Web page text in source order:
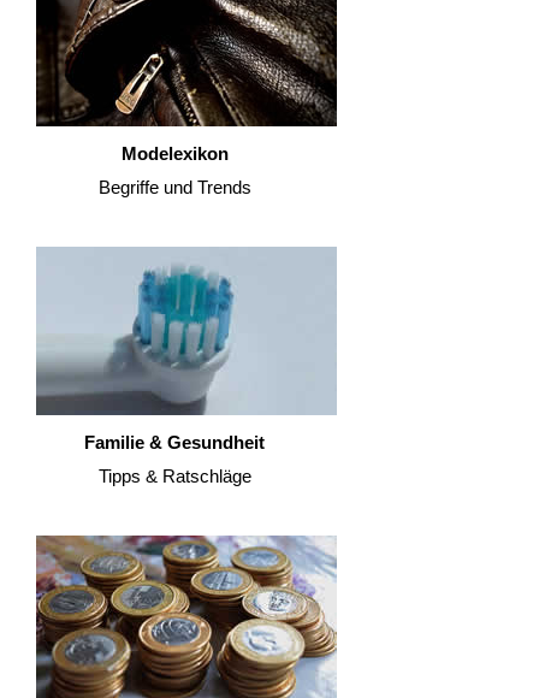
Modelexikon
Begriffe und Trends
Familie & Gesundheit
Tipps & Ratschläge